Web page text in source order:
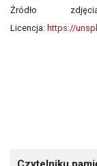
Źródło
Licencja: https://